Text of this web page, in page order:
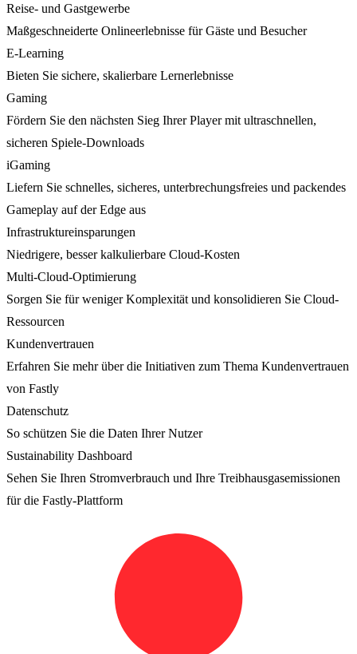
Reise- und Gastgewerbe
Maßgeschneiderte Onlineerlebnisse für Gäste und Besucher
E-Learning
Bieten Sie sichere, skalierbare Lernerlebnisse
Gaming
Fördern Sie den nächsten Sieg Ihrer Player mit ultraschnellen,
sicheren Spiele-Downloads
iGaming
Liefern Sie schnelles, sicheres, unterbrechungsfreies und packendes
Gameplay auf der Edge aus
Infrastruktureinsparungen
Niedrigere, besser kalkulierbare Cloud-Kosten
Multi-Cloud-Optimierung
Sorgen Sie für weniger Komplexität und konsolidieren Sie Cloud-
Ressourcen
Kundenvertrauen
Erfahren Sie mehr über die Initiativen zum Thema Kundenvertrauen
von Fastly
Datenschutz
So schützen Sie die Daten Ihrer Nutzer
Sustainability Dashboard
Sehen Sie Ihren Stromverbrauch und Ihre Treibhausgasemissionen
für die Fastly-Plattform